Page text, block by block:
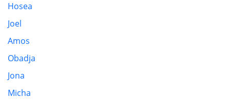
Hosea
Joel
Amos
Obadja
Jona
Micha